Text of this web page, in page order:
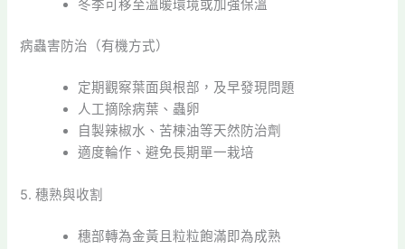
冬季可移至溫暖環境或加強保溫
病蟲害防治（有機方式）
定期觀察葉面與根部，及早發現問題
人工摘除病葉、蟲卵
自製辣椒水、苦楝油等天然防治劑
適度輪作、避免長期單一栽培
5. 穗熟與收割
穗部轉為金黃且粒粒飽滿即為成熟